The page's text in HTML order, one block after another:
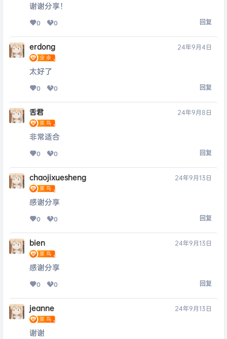
谢谢分享！
0 0 回复
erdong 24年9月4日
太好了
0 0 回复
舌君 24年9月8日
非常适合
0 0 回复
chaojixuesheng 24年9月13日
感谢分享
0 0 回复
bien 24年9月13日
感谢分享
0 0 回复
jeanne 24年9月13日
谢谢